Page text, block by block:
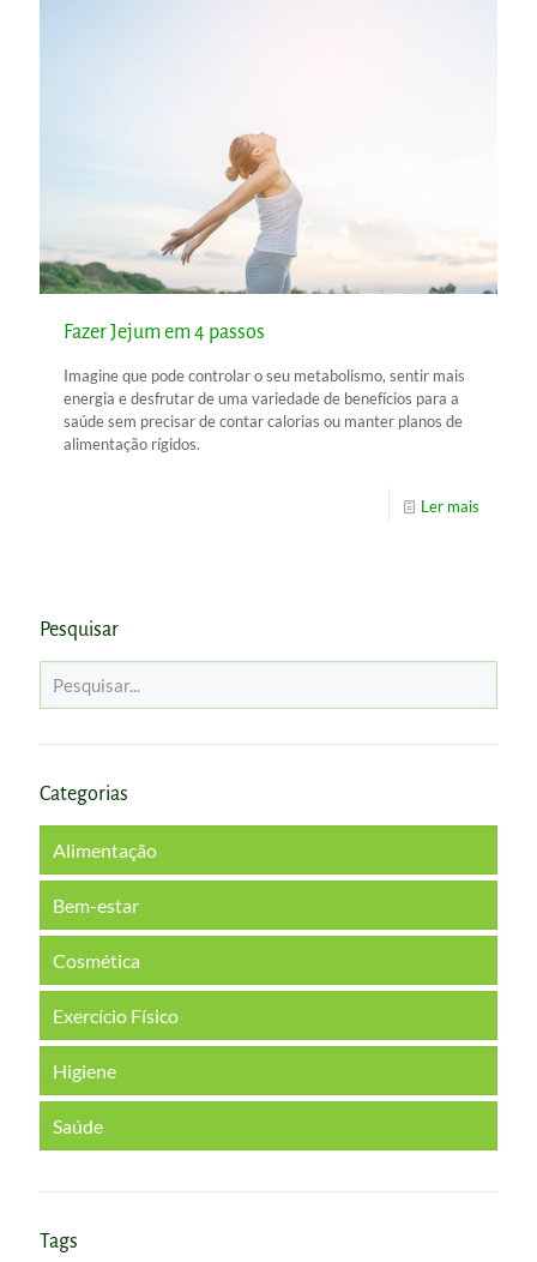
Fazer Jejum em 4 passos
Imagine que pode controlar o seu metabolismo, sentir mais
energia e desfrutar de uma variedade de benefícios para a
saúde sem precisar de contar calorias ou manter planos de
alimentação rígidos.
Ler mais
Pesquisar
Categorias
Alimentação
Bem-estar
Cosmética
Exercício Físico
Higiene
Saúde
Tags